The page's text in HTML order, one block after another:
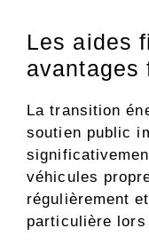
Les aides
avantages
La transition
soutien public
véhicules
régulièrement
particulière